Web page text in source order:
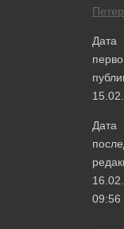
Дата
Дата
09:56